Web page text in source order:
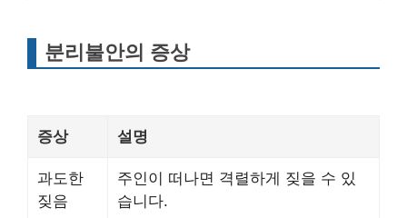
분리불안의 증상
증상 설명
과도한
짖음
주인이 떠나면 격렬하게 짖을 수 있
습니다.